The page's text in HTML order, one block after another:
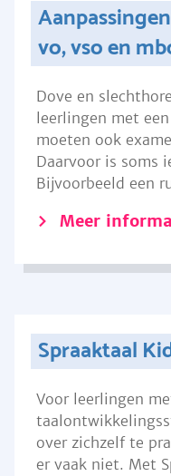
vo, vso en
Dove en
leerlingen met
moeten ook
Daarvoor is soms
Bijvoorbeeld een
Meer
Spraaktaal
Voor leerlingen
over zichzelf te
er vaak niet. Met